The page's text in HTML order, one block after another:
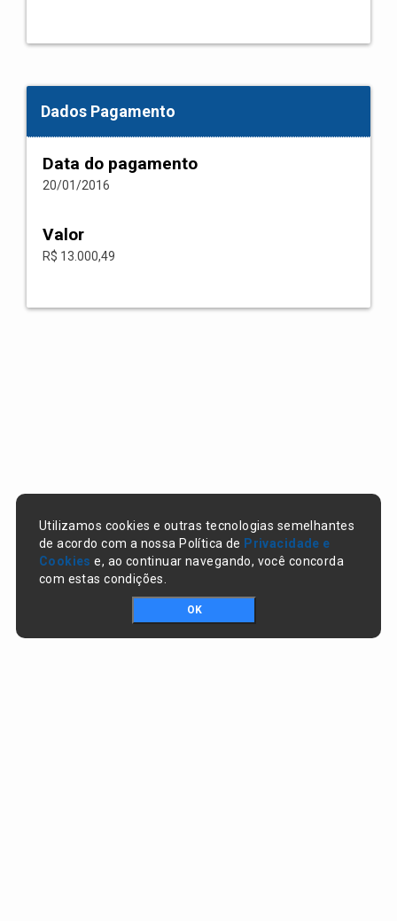
Dados Pagamento
Data do pagamento
20/01/2016
Valor
R$ 13.000,49
Utilizamos cookies e outras tecnologias semelhantes
de acordo com a nossa Política de Privacidade e
Cookies e, ao continuar navegando, você concorda
com estas condições.
OK